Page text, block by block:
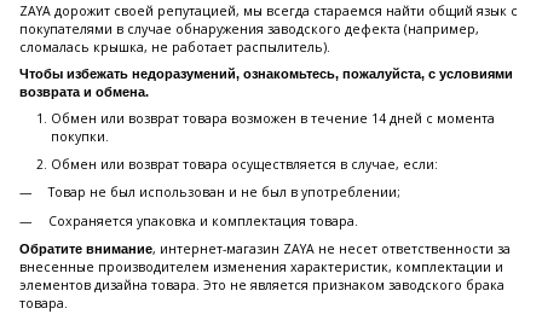
ZAYA дорожит своей репутацией, мы всегда стараемся найти общий язык с
покупателями в случае обнаружения заводского дефекта (например,
сломалась крышка, не работает распылитель).
Чтобы избежать недоразумений, ознакомьтесь, пожалуйста, с условиями
возврата и обмена.
Обмен или возврат товара возможен в течение 14 дней с момента
покупки.
Обмен или возврат товара осуществляется в случае, если:
Товар не был использован и не был в употреблении;
Сохраняется упаковка и комплектация товара.
Обратите внимание, интернет-магазин ZAYA не несет ответственности за
внесенные производителем изменения характеристик, комплектации и
элементов дизайна товара. Это не является признаком заводского брака
товара.